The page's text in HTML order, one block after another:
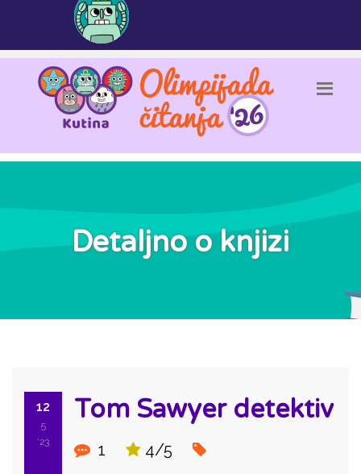
Detaljno o knjizi
12
5
'23
Tom Sawyer detektiv
1 4/5